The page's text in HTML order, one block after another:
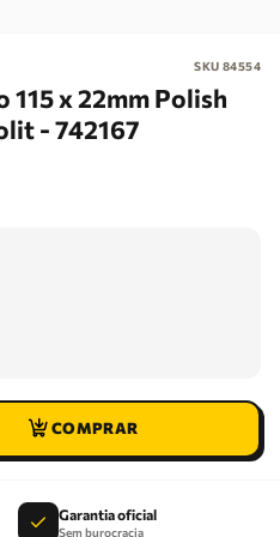
SKU 84554
115 x 22mm Polish
- 742167
Garantia oficial
Sem burocracia